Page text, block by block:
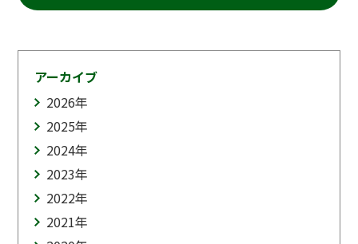
アーカイブ
2026年
2025年
2024年
2023年
2022年
2021年